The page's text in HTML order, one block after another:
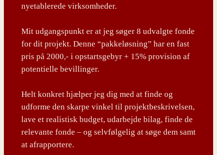
nyetablerede virksomheder.
Mit udgangspunkt er at jeg søger 8 udvalgte fonde
for dit projekt. Denne “pakkeløsning” har en fast
pris på 2000,- i opstartsgebyr + 15% provision af
potentielle bevillinger.
Helt konkret hjælper jeg dig med at finde og
udforme den skarpe vinkel til projektbeskrivelsen,
lave et realistisk budget, udarbejde bilag, finde de
relevante fonde – og selvfølgelig at søge dem samt
at afrapportere.